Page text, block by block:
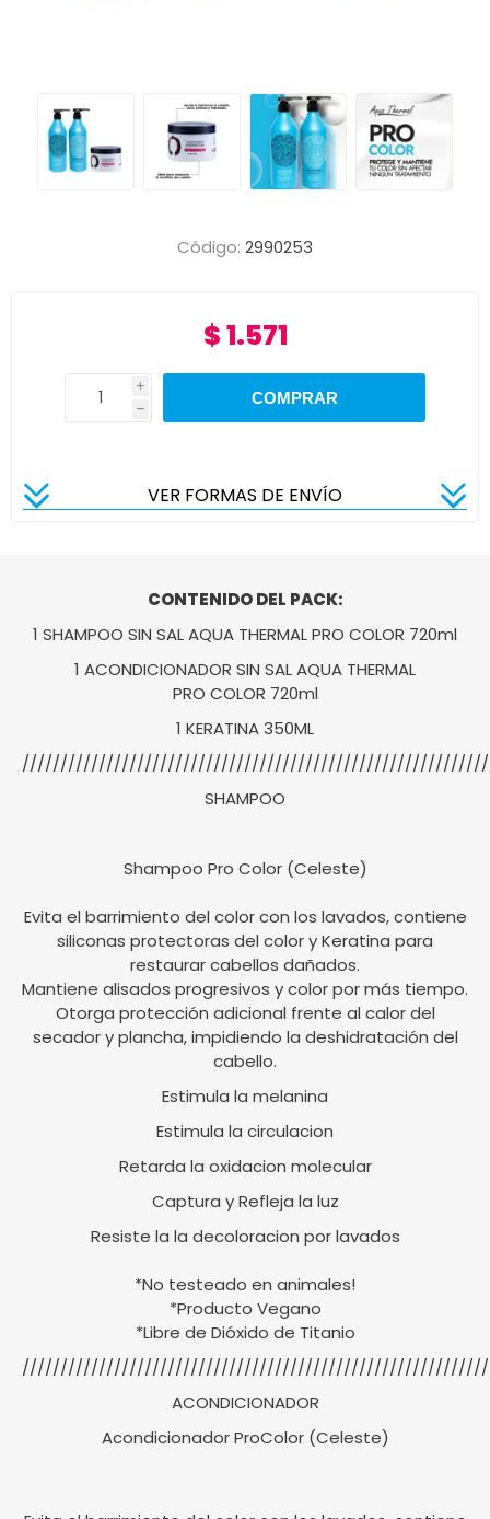
Código: 2990253
$ 1.571
i
h
VER FORMAS DE ENVÍO
CONTENIDO DEL PACK:
1 SHAMPOO SIN SAL AQUA THERMAL PRO COLOR 720ml
1 ACONDICIONADOR SIN SAL AQUA THERMAL
PRO COLOR 720ml
1 KERATINA 350ML
SHAMPOO
Shampoo Pro Color (Celeste)
Evita el barrimiento del color con los lavados, contiene
siliconas protectoras del color y Keratina para
restaurar cabellos dañados.
Mantiene alisados progresivos y color por más tiempo.
Otorga protección adicional frente al calor del
secador y plancha, impidiendo la deshidratación del
cabello.
Estimula la melanina
Estimula la circulacion
Retarda la oxidacion molecular
Captura y Refleja la luz
Resiste la la decoloracion por lavados
*No testeado en animales!
*Producto Vegano
*Libre de Dióxido de Titanio
ACONDICIONADOR
Acondicionador ProColor (Celeste)